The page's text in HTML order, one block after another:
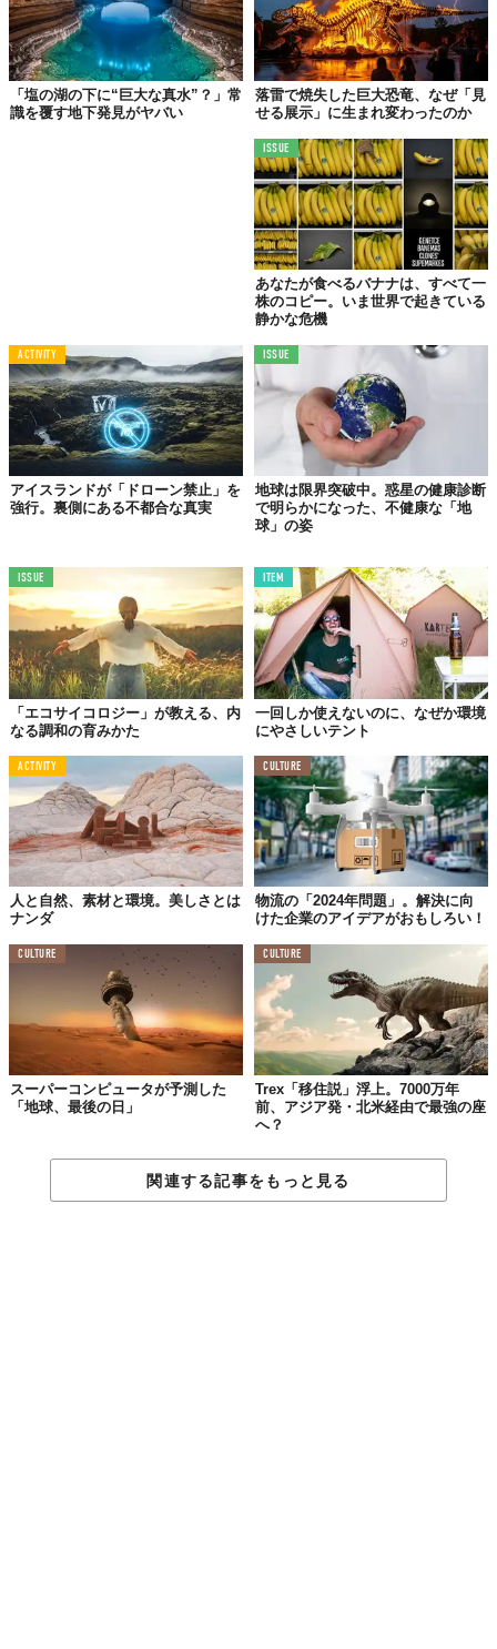
て特異な生体反応が、より普遍的な治療法開発の鍵となる。
これは、多様性の中にこそ問題解決のヒントが隠されていること
を示す、示唆に富む事例といえるのではないか。「Newsweek」
が伝えるように、この新しい抗毒素カクテルが実用化されれば、
既存治療の限界を超える大きな一歩 となる。
現在、効果的な抗毒素が存在しない毒蛇は、世界に約650種もい
るとされている。蛇の種類を問わず効果を発揮する「万能抗毒
」が現実のものとなれば、診断の遅れによる手遅れを防ぎ、よ
り多くの命を救えるはず。さらに、ヒト由来の抗体を用いること
で、アレルギー反応などのリスク低減も期待される。
私たちの社会は、しばしば標準化や均一化を求める傾向にある。
しかし、Friede氏のチャレンジは、個人の持つ「違い」や「特異
性」が、時として計り知れない価値を生み出すことを教えてくれ
る。それはまるで、多様な遺伝子が種の存続に貢献するように、
人間の持つ多様な可能性が、困難な課題を乗り越える力となるこ
とを示しているかのようではないだろうか。
信じる勇気が、不可能を可能に変える瞬間
この革新的な抗毒素の開発は、まだ道半ば。「Newsweek」によ
の臨床試験を計画中であり、将来的にはマムシ科の蛇に対応する
抗毒素の開発も目指しているという。
論文の共著者であるコロンビア大学の生化学者Peter Kwong氏
は、「私たちは今、マムシ科の蛇の毒から広範な防御を提供する
ために最低限十分なカクテルは何かを明らかにするため、試薬を
準備し、この反復プロセスを進めているところです」と、前向き
な姿勢。
Friede氏の選択は、決して誰にでも推奨できるものではない。そ
れでも、彼の信念と行動が、科学者たちを刺激し、新たな希望を
生み出したことは紛れもない事実。年間10万人以上の命が奪われ
続ける現実を変えるために、常識の枠を超えた挑戦から生まれた
光明。それは、どんな困難な問題にも、どこかに解決の糸口が隠
されていることを示唆しているのではないだろうか。
大切なのは、それを見つけ出そうとする探求心と、不可能を可能
にしようと信じる勇気。いつの時代も、その小さな火種が、世界
をよりよい場所へと動かす原動力なのかもしれない。
Reference:Man Injects Snake Venom 856 Times To Create 'Universal Antivenom',Snake
venom protection by a cocktail of varespladib and broadly neutralizing human antibodies
Top image: ©iStock.com / urbazon
TABI LABO
この世界は、もっと広いはずだ。
「塩の湖の下に“巨大な真水”？」常
識を覆す地下発見がヤバい
落雷で焼失した巨大恐竜、なぜ「見
せる展示」に生まれ変わったのか
ISSUE
あなたが食べるバナナは、すべて一
株のコピー。いま世界で起きている
静かな危機
ACTIVITY
アイスランドが「ドローン禁止」を
強行。裏側にある不都合な真実
ISSUE
地球は限界突破中。惑星の健康診断
で明らかになった、不健康な「地
球」の姿
ISSUE
「エコサイコロジー」が教える、内
なる調和の育みかた
ITEM
一回しか使えないのに、なぜか環境
にやさしいテント
ACTIVITY
人と自然、素材と環境。美しさとは
ナンダ
CULTURE
物流の「2024年問題」。解決に向
けた企業のアイデアがおもしろい！
CULTURE
スーパーコンピュータが予測した
「地球、最後の日」
CULTURE
Trex「移住説」浮上。7000万年
前、アジア発・北米経由で最強の座
へ？
関連する記事をもっと見る